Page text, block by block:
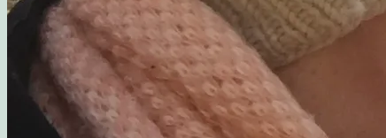
Nyhedsbrev
Om mig
Mine foretrukne webshops
Inspirerende blogs
Privatlivspolitik
Samarbejde
Workshop: Planlæg en børnefødselsdag